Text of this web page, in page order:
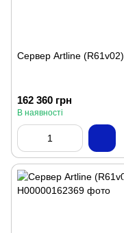
Сервер Artline (R61v02)
162 360 грн
В наявності